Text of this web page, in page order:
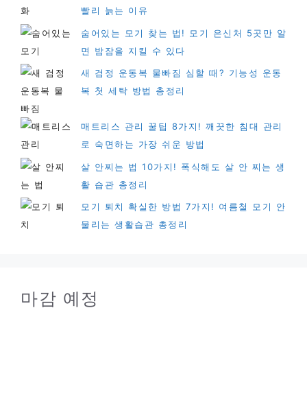
빨리 늙는 이유
숨어있는 모기 찾는 법! 모기 은신처 5곳만 알
면 밤잠을 지킬 수 있다
새 검정 운동복 물빠짐 심할 때? 기능성 운동
복 첫 세탁 방법 총정리
매트리스 관리 꿀팁 8가지! 깨끗한 침대 관리
로 숙면하는 가장 쉬운 방법
살 안찌는 법 10가지! 폭식해도 살 안 찌는 생
활 습관 총정리
모기 퇴치 확실한 방법 7가지! 여름철 모기 안
물리는 생활습관 총정리
마감 예정